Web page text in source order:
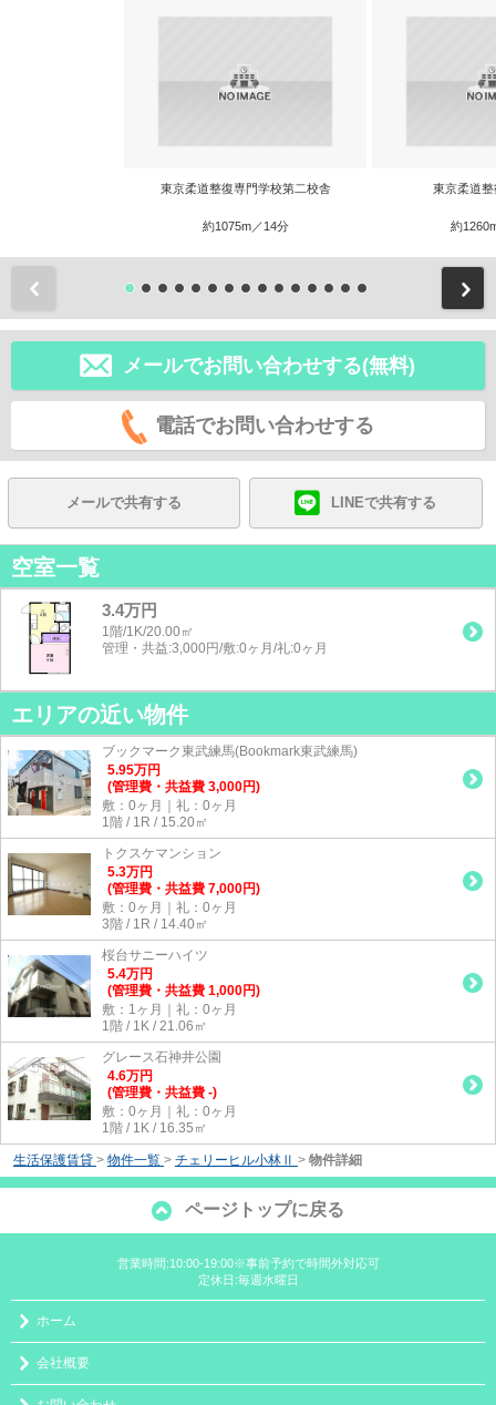
東京柔道整復専門学校第二校舎
約1075m／14分
東京柔道
約
メールでお問い合わせする(無料)
電話でお問い合わせする
メールで共有する LINEで共有する
空室一覧
3.4万円
1階/1K/20.00㎡
管理・共益:3,000円/敷:0ヶ月/礼:0ヶ月
エリアの近い物件
ブックマーク東武練馬(Bookmark東武練馬)
5.95万円
(管理費・共益費 3,000円)
敷：0ヶ月｜礼：0ヶ月
1階 / 1R / 15.20㎡
トクスケマンション
5.3万円
(管理費・共益費 7,000円)
敷：0ヶ月｜礼：0ヶ月
3階 / 1R / 14.40㎡
桜台サニーハイツ
5.4万円
(管理費・共益費 1,000円)
敷：1ヶ月｜礼：0ヶ月
1階 / 1K / 21.06㎡
グレース石神井公園
4.6万円
(管理費・共益費 -)
敷：0ヶ月｜礼：0ヶ月
1階 / 1K / 16.35㎡
生活保護賃貸 > 物件一覧 > チェリーヒル小林Ⅱ > 物件詳細
ページトップに戻る
営業時間:10:00-19:00※事前予約で時間外対応可
定休日:毎週水曜日
ホーム
会社概要